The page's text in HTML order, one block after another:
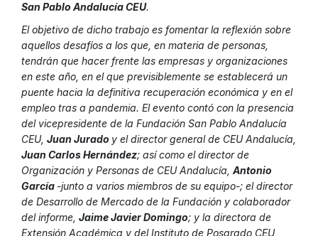
San Pablo Andalucía CEU.
El objetivo de dicho trabajo es fomentar la reflexión sobre
aquellos desafíos a los que, en materia de personas,
tendrán que hacer frente las empresas y organizaciones
en este año, en el que previsiblemente se establecerá un
puente hacia la definitiva recuperación económica y en el
empleo tras a pandemia. El evento contó con la presencia
del vicepresidente de la Fundación San Pablo Andalucía
CEU, Juan Jurado y el director general de CEU Andalucía,
Juan Carlos Hernández; así como el director de
Organización y Personas de CEU Andalucía, Antonio
García -junto a varios miembros de su equipo-; el director
de Desarrollo de Mercado de la Fundación y colaborador
del informe, Jaime Javier Domingo; y la directora de
Extensión Académica y del Instituto de Posgrado CEU,